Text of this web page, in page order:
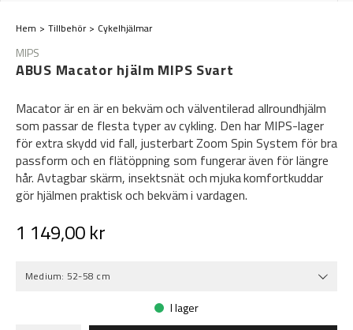
Hem Tillbehör Cykelhjälmar
MIPS
ABUS Macator hjälm MIPS Svart
Macator är en är en bekväm och välventilerad allroundhjälm
som passar de flesta typer av cykling. Den har MIPS-lager
för extra skydd vid fall, justerbart Zoom Spin System för bra
passform och en flätöppning som fungerar även för längre
hår. Avtagbar skärm, insektsnät och mjuka komfortkuddar
gör hjälmen praktisk och bekväm i vardagen.
1 149,00 kr
Medium: 52-58 cm
I lager